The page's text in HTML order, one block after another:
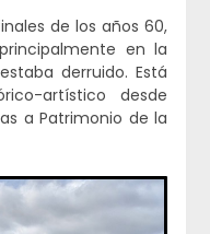
de los años 60,
en la
derruido. Está
artístico desde
a Patrimonio de la